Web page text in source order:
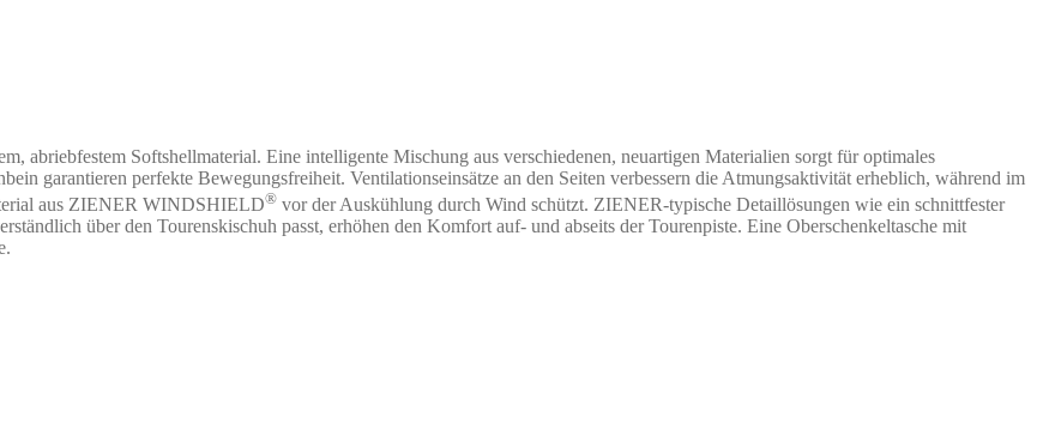
abriebfestem Softshellmaterial. Eine intelligente Mischung aus verschiedenen, neuartigen Materialien sorgt für optimales
garantieren perfekte Bewegungsfreiheit. Ventilationseinsätze an den Seiten verbessern die Atmungsaktivität erheblich, während im
aus ZIENER WINDSHIELD® vor der Auskühlung durch Wind schützt. ZIENER-typische Detaillösungen wie ein schnittfester
über den Tourenskischuh passt, erhöhen den Komfort auf- und abseits der Tourenpiste. Eine Oberschenkeltasche mit